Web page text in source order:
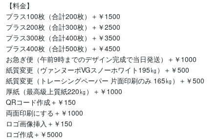
【料金】
プラス100枚（合計200枚）＋￥1500
プラス200枚（合計300枚）＋￥2500
プラス300枚（合計400枚）＋￥3500
プラス400枚（合計500枚）＋￥4500
お急ぎ便（午前9時までのデザイン完成で当日発送）＋￥1000
紙質変更（ヴァンヌーボVGスノーホワイト195㎏）＋￥500
紙質変更（トレーシングペーパー 片面印刷のみ 165㎏）＋￥500
厚紙（最高級上質紙220㎏）＋￥1000
QRコード作成＋￥150
両面印刷にする＋￥1000
ロゴ画像挿入＋￥150
ロゴ作成＋￥5000